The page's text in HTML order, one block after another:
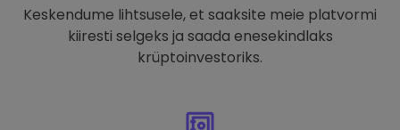
Keskendume lihtsusele, et saaksite meie platvormi
kiiresti selgeks ja saada enesekindlaks
krüptoinvestoriks.